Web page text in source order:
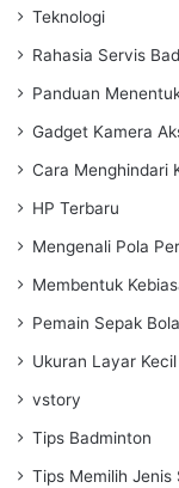
Teknologi
Rahasia Servis
Panduan
Gadget Kamera
Cara Menghindari
HP Terbaru
Mengenali Pola
Membentuk
Pemain Sepak Bola
Ukuran Layar Kecil
vstory
Tips Badminton
Tips Memilih